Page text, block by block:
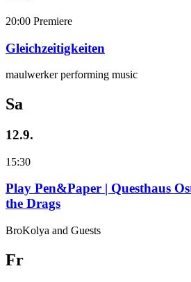
20:00 Premiere
Gleichzeitigkeiten
maulwerker performing music
Sa
12.9.
15:30
Play Pen&Paper | Questhaus
the Drags
BroKolya and Guests
Fr